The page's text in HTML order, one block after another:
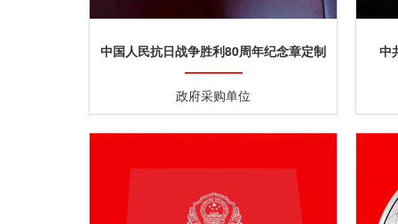
中国人民抗日战争胜利80周年纪念章定制
定做制作生产制造厂家
政府采购单位
中